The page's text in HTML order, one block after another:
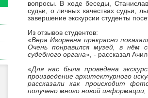
вопросы. В ходе беседы,
судьи, о личных качествах судьи​,
завершение экскурсии студенты
Из отзывов студентов:
«Вера Игоревна прекрасно
Очень понравился музей, в нём
судебного органа», - рассказал
«Для нас была проведена
произведение архитектурного
рассказали как происходит
получено много новой